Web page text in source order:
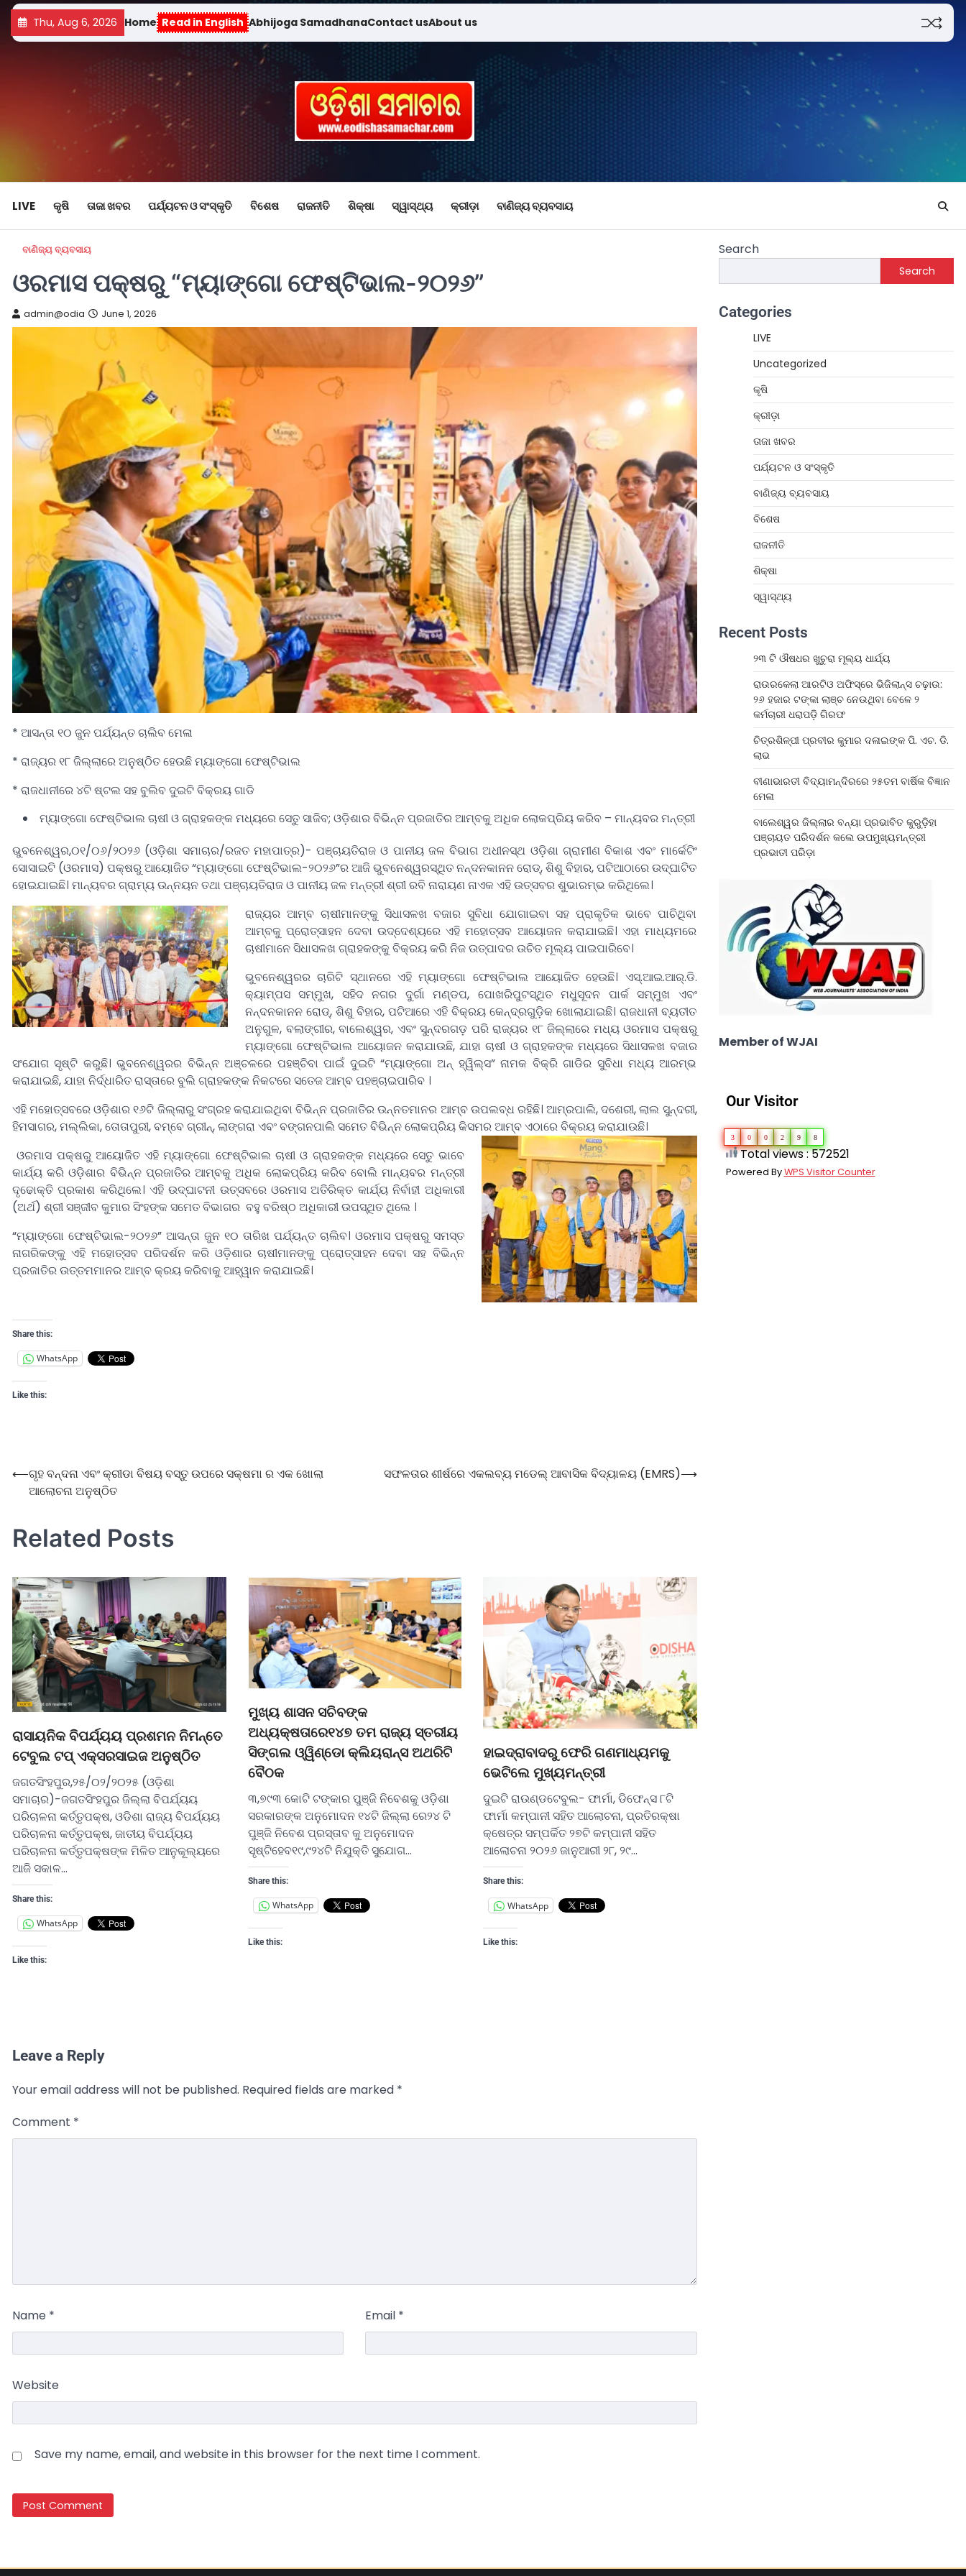
Thu, Aug 6, 2026 Home Read in English Abhijoga SamadhanaContact usAbout us
LIVE କୃଷି ତାଜା ଖବର ପର୍ଯ୍ୟଟନ ଓ ସଂସ୍କୃତି ବିଶେଷ ରାଜନୀତି ଶିକ୍ଷା ସ୍ୱାସ୍ଥ୍ୟ କ୍ରୀଡ଼ା ବାଣିଜ୍ୟ ବ୍ୟବସାୟ
ବାଣିଜ୍ୟ ବ୍ୟବସାୟ
ଓରମାସ ପକ୍ଷରୁ “ମ୍ୟାଙ୍ଗୋ ଫେଷ୍ଟିଭାଲ-୨୦୨୬”
admin@odia June 1, 2026
* ଆସନ୍ତା ୧୦ ଜୁନ ପର୍ଯ୍ୟନ୍ତ ଚାଲିବ ମେଳା
* ରାଜ୍ୟର ୧୮ ଜିଲ୍ଲାରେ ଅନୁଷ୍ଠିତ ହେଉଛି ମ୍ୟାଙ୍ଗୋ ଫେଷ୍ଟିଭାଲ
* ରାଜଧାନୀରେ ୪ଟି ଷ୍ଟଲ ସହ ବୁଲିବ ଦୁଇଟି ବିକ୍ରୟ ଗାଡି
ମ୍ୟାଙ୍ଗୋ ଫେଷ୍ଟିଭାଲ ଚାଷୀ ଓ ଗ୍ରାହକଙ୍କ ମଧ୍ୟରେ ସେତୁ ସାଜିବ; ଓଡ଼ିଶାର ବିଭିନ୍ନ ପ୍ରଜାତିର ଆମ୍ବକୁ ଅଧିକ ଲୋକପ୍ରିୟ କରିବ – ମାନ୍ୟବର ମନ୍ତ୍ରୀ
ଭୁବନେଶ୍ୱର,୦୧/୦୬/୨୦୨୬ (ଓଡ଼ିଶା ସମାଚାର/ରଜତ ମହାପାତ୍ର)- ପଞ୍ଚାୟତିରାଜ ଓ ପାନୀୟ ଜଳ ବିଭାଗ ଅଧୀନସ୍ଥ ଓଡ଼ିଶା ଗ୍ରାମୀଣ ବିକାଶ ଏବଂ ମାର୍କେଟିଂ
ସୋସାଇଟି (ଓରମାସ) ପକ୍ଷରୁ ଆୟୋଜିତ “ମ୍ୟାଙ୍ଗୋ ଫେଷ୍ଟିଭାଲ-୨୦୨୬”ର ଆଜି ଭୁବନେଶ୍ୱରସ୍ଥିତ ନନ୍ଦନକାନନ ରୋଡ୍, ଶିଶୁ ବିହାର, ପଟିଆଠାରେ ଉଦ୍ଘାଟିତ
ହୋଇଯାଇଛି। ମାନ୍ୟବର ଗ୍ରାମ୍ୟ ଉନ୍ନୟନ ତଥା ପଞ୍ଚାୟତିରାଜ ଓ ପାନୀୟ ଜଳ ମନ୍ତ୍ରୀ ଶ୍ରୀ ରବି ନାରାୟଣ ନାଏକ ଏହି ଉତ୍ସବର ଶୁଭାରମ୍ଭ କରିଥିଲେ।
ରାଜ୍ୟର ଆମ୍ବ ଚାଷୀମାନଙ୍କୁ ସିଧାସଳଖ ବଜାର ସୁବିଧା ଯୋଗାଇବା ସହ ପ୍ରାକୃତିକ ଭାବେ ପାଚିଥିବା
ଆମ୍ବକୁ ପ୍ରୋତ୍ସାହନ ଦେବା ଉଦ୍ଦେଶ୍ୟରେ ଏହି ମହୋତ୍ସବ ଆୟୋଜନ କରାଯାଇଛି। ଏହା ମାଧ୍ୟମରେ
ଚାଷୀମାନେ ସିଧାସଳଖ ଗ୍ରାହକଙ୍କୁ ବିକ୍ରୟ କରି ନିଜ ଉତ୍ପାଦର ଉଚିତ ମୂଲ୍ୟ ପାଇପାରିବେ।
ଭୁବନେଶ୍ୱରର ଚାରିଟି ସ୍ଥାନରେ ଏହି ମ୍ୟାଙ୍ଗୋ ଫେଷ୍ଟିଭାଲ ଆୟୋଜିତ ହେଉଛି। ଏସ୍.ଆଇ.ଆର୍.ଡି.
କ୍ୟାମ୍ପସ ସମ୍ମୁଖ, ସହିଦ ନଗର ଦୁର୍ଗା ମଣ୍ଡପ, ପୋଖରିପୁଟସ୍ଥିତ ମଧୁସୂଦନ ପାର୍କ ସମ୍ମୁଖ ଏବଂ
ନନ୍ଦନକାନନ ରୋଡ୍, ଶିଶୁ ବିହାର, ପଟିଆରେ ଏହି ବିକ୍ରୟ କେନ୍ଦ୍ରଗୁଡ଼ିକ ଖୋଲାଯାଇଛି। ରାଜଧାନୀ ବ୍ୟତୀତ
ଅନୁଗୁଳ, ବଲାଙ୍ଗୀର, ବାଲେଶ୍ୱର, ଏବଂ ସୁନ୍ଦରଗଡ଼ ପରି ରାଜ୍ୟର ୧୮ ଜିଲ୍ଲାରେ ମଧ୍ୟ ଓରମାସ ପକ୍ଷରୁ
ମ୍ୟାଙ୍ଗୋ ଫେଷ୍ଟିଭାଲ ଆୟୋଜନ କରାଯାଉଛି, ଯାହା ଚାଷୀ ଓ ଗ୍ରାହକଙ୍କ ମଧ୍ୟରେ ସିଧାସଳଖ ବଜାର
ସଂଯୋଗ ସୃଷ୍ଟି କରୁଛି। ଭୁବନେଶ୍ୱରର ବିଭିନ୍ନ ଅଞ୍ଚଳରେ ପହଞ୍ଚିବା ପାଇଁ ଦୁଇଟି “ମ୍ୟାଙ୍ଗୋ ଅନ୍ ହ୍ୱିଲ୍ସ” ନାମକ ବିକ୍ରି ଗାଡିର ସୁବିଧା ମଧ୍ୟ ଆରମ୍ଭ
କରାଯାଇଛି, ଯାହା ନିର୍ଦ୍ଧାରିତ ରାସ୍ତାରେ ବୁଲି ଗ୍ରାହକଙ୍କ ନିକଟରେ ସତେଜ ଆମ୍ବ ପହଞ୍ଚାଇପାରିବ ।
ଏହି ମହୋତ୍ସବରେ ଓଡ଼ିଶାର ୧୬ଟି ଜିଲ୍ଲାରୁ ସଂଗ୍ରହ କରାଯାଇଥିବା ବିଭିନ୍ନ ପ୍ରଜାତିର ଉନ୍ନତମାନର ଆମ୍ବ ଉପଲବ୍ଧ ରହିଛି। ଆମ୍ରପାଲି, ଦଶେରୀ, ଲାଲ ସୁନ୍ଦରୀ,
ହିମସାଗର, ମଲ୍ଲିକା, ତୋତାପୁରୀ, ବମ୍ବେ ଗ୍ରୀନ୍, ଲାଙ୍ଗରା ଏବଂ ବଙ୍ଗନପାଲି ସମେତ ବିଭିନ୍ନ ଲୋକପ୍ରିୟ କିସମର ଆମ୍ବ ଏଠାରେ ବିକ୍ରୟ କରାଯାଉଛି।
ଓରମାସ ପକ୍ଷରୁ ଆୟୋଜିତ ଏହି ମ୍ୟାଙ୍ଗୋ ଫେଷ୍ଟିଭାଲ ଚାଷୀ ଓ ଗ୍ରାହକଙ୍କ ମଧ୍ୟରେ ସେତୁ ଭାବେ
କାର୍ଯ୍ୟ କରି ଓଡ଼ିଶାର ବିଭିନ୍ନ ପ୍ରଜାତିର ଆମ୍ବକୁ ଅଧିକ ଲୋକପ୍ରିୟ କରିବ ବୋଲି ମାନ୍ୟବର ମନ୍ତ୍ରୀ
ଦୃଢୋକ୍ତି ପ୍ରକାଶ କରିଥିଲେ। ଏହି ଉଦ୍ଘାଟନୀ ଉତ୍ସବରେ ଓରମାସ ଅତିରିକ୍ତ କାର୍ଯ୍ୟ ନିର୍ବାହୀ ଅଧିକାରୀ
(ଅର୍ଥ) ଶ୍ରୀ ସଞ୍ଜୀବ କୁମାର ସିଂହଙ୍କ ସମେତ ବିଭାଗର ବହୁ ବରିଷ୍ଠ ଅଧିକାରୀ ଉପସ୍ଥିତ ଥିଲେ ।
“ମ୍ୟାଙ୍ଗୋ ଫେଷ୍ଟିଭାଲ-୨୦୨୬” ଆସନ୍ତା ଜୁନ ୧୦ ତାରିଖ ପର୍ଯ୍ୟନ୍ତ ଚାଲିବ। ଓରମାସ ପକ୍ଷରୁ ସମସ୍ତ
ନାଗରିକଙ୍କୁ ଏହି ମହୋତ୍ସବ ପରିଦର୍ଶନ କରି ଓଡ଼ିଶାର ଚାଷୀମାନଙ୍କୁ ପ୍ରୋତ୍ସାହନ ଦେବା ସହ ବିଭିନ୍ନ
ପ୍ରଜାତିର ଉତ୍ତମମାନର ଆମ୍ବ କ୍ରୟ କରିବାକୁ ଆହ୍ୱାନ କରାଯାଇଛି।
Share this:
WhatsApp
Like this:
⟵ଗୃହ ବନ୍ଦନା ଏବଂ କ୍ରୀଡା ବିଷୟ ବସ୍ତୁ ଉପରେ ସକ୍ଷମା ର ଏକ ଖୋଲା
ଆଲୋଚନା ଅନୁଷ୍ଠିତ
ସଫଳତାର ଶୀର୍ଷରେ ଏକଲବ୍ୟ ମଡେଲ୍ ଆବାସିକ ବିଦ୍ୟାଳୟ (EMRS)⟶
Related Posts
ରାସାୟନିକ ବିପର୍ଯ୍ୟୟ ପ୍ରଶମନ ନିମନ୍ତେ
ଟେବୁଲ ଟପ୍ ଏକ୍ସରସାଇଜ ଅନୁଷ୍ଠିତ
ଜଗତସିଂହପୁର,୨୫/୦୨/୨୦୨୫ (ଓଡ଼ିଶା
ସମାଚାର)-ଜଗତସିଂହପୁର ଜିଲ୍ଲା ବିପର୍ଯ୍ୟୟ
ପରିଚାଳନା କର୍ତ୍ତୃପକ୍ଷ, ଓଡିଶା ରାଜ୍ୟ ବିପର୍ଯ୍ୟୟ
ପରିଚାଳନା କର୍ତ୍ତୃପକ୍ଷ, ଜାତୀୟ ବିପର୍ଯ୍ୟୟ
ପରିଚାଳନା କର୍ତ୍ତୃପକ୍ଷଙ୍କ ମିଳିତ ଆନୁକୂଲ୍ୟରେ
ଆଜି ସକାଳ…
Share this:
WhatsApp
Like this:
ମୁଖ୍ୟ ଶାସନ ସଚିବଙ୍କ
ଅଧ୍ୟକ୍ଷତାରେ୧୪୭ ତମ ରାଜ୍ୟ ସ୍ତରୀୟ
ସିଙ୍ଗଲ ଓ୍ୱିଣ୍ଡୋ କ୍ଲିୟରାନ୍ସ ଅଥରିଟି
ବୈଠକ
୩,୭୯୩ କୋଟି ଟଙ୍କାର ପୁଞ୍ଜି ନିବେଶକୁ ଓଡ଼ିଶା
ସରକାରଙ୍କ ଅନୁମୋଦନ ୧୪ଟି ଜିଲ୍ଲା ରେ୨୪ ଟି
ପୁଞ୍ଜି ନିବେଶ ପ୍ରସ୍ତାବ କୁ ଅନୁମୋଦନ
ସୃଷ୍ଟିହେବ୧୯,୯୨୪ଟି ନିଯୁକ୍ତି ସୁଯୋଗ…
Share this:
WhatsApp
Like this:
ହାଇଦ୍ରାବାଦରୁ ଫେରି ଗଣମାଧ୍ୟମକୁ
ଭେଟିଲେ ମୁଖ୍ୟମନ୍ତ୍ରୀ
ଦୁଇଟି ରାଉଣ୍ଡଟେବୁଲ- ଫାର୍ମା, ଡିଫେନ୍ସ ୮ଟି
ଫାର୍ମା କମ୍ପାନୀ ସହିତ ଆଲୋଚନା, ପ୍ରତିରକ୍ଷା
କ୍ଷେତ୍ର ସମ୍ପର୍କିତ ୨୭ଟି କମ୍ପାନୀ ସହିତ
ଆଲୋଚନା ୨୦୨୬ ଜାନୁଆରୀ ୨୮, ୨୯…
Share this:
WhatsApp
Like this:
Leave a Reply
Your email address will not be published. Required fields are marked *
Comment *
Name * Email *
Website
Save my name, email, and website in this browser for the next time I comment.
Search
Search
Categories
LIVE
Uncategorized
କୃଷି
କ୍ରୀଡ଼ା
ତାଜା ଖବର
ପର୍ଯ୍ୟଟନ ଓ ସଂସ୍କୃତି
ବାଣିଜ୍ୟ ବ୍ୟବସାୟ
ବିଶେଷ
ରାଜନୀତି
ଶିକ୍ଷା
ସ୍ୱାସ୍ଥ୍ୟ
Recent Posts
୨୩ ଟି ଔଷଧର ଖୁଚୁରା ମୂଲ୍ୟ ଧାର୍ଯ୍ୟ
ରାଉରକେଲା ଆରଟିଓ ଅଫିସ୍‌ରେ ଭିଜିଲାନ୍ସ ଚଢ଼ାଉ:
୨୬ ହଜାର ଟଙ୍କା ଲାଞ୍ଚ ନେଉଥିବା ବେଳେ ୨
କର୍ମଚାରୀ ଧରାପଡ଼ି ଗିରଫ
ଚିତ୍ରଶିଳ୍ପୀ ପ୍ରବୀର କୁମାର ଦଳାଇଙ୍କ ପି. ଏଚ. ଡି.
ଲାଭ
ବୀଣାଭାରତୀ ବିଦ୍ୟାମନ୍ଦିରରେ ୨୫ତମ ବାର୍ଷିକ ବିଜ୍ଞାନ
ମେଳା
ବାଲେଶ୍ୱର ଜିଲ୍ଲାର ବନ୍ୟା ପ୍ରଭାବିତ କୁରୁଡ଼ିହା
ପଞ୍ଚାୟତ ପରିଦର୍ଶନ କଲେ ଉପମୁଖ୍ୟମନ୍ତ୍ରୀ
ପ୍ରଭାତୀ ପରିଡ଼ା
Member of WJAI
Our Visitor
3 0 0 2 9 8
Total views : 572521
Powered ByWPS Visitor Counter